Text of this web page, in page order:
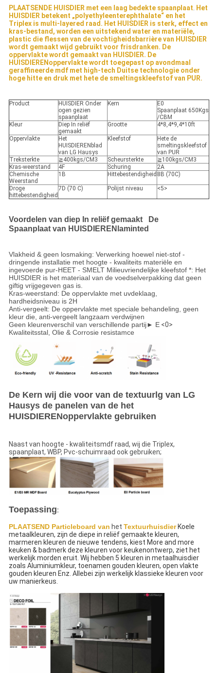
PLAATSENDE HUISDIER met een laag bedekte spaanplaat. Het
HUISDIER betekent „polyethyleenterephthalate“ en het
Triplex is multi-layered raad. Het HUISDIER is sterk, effect en
kras-bestand, worden een uitstekend water en materiële,
plastic die flessen van de vochtigheidsbarrière van HUISDIER
wordt gemaakt wijd gebruikt voor frisdranken. De
oppervlakte wordt gemaakt van HUISDIER. De
HUISDIERENoppervlakte wordt toegepast op avondmaal
geraffineerde mdf met high-tech Duitse technologie onder
hoge hitte en druk met hete de smeltingskleefstof van PUR.
Product
HUISDIER Onder
ogen gezien
spaanplaat
Kern
E0
Spaanplaat 650Kgs
/CBM
Kleur
Diep In reliëf
gemaakt
Grootte 4*8,4*9,4*10ft
Oppervlakte
Het
HUISDIERENblad
van LG Hausys
Kleefstof
Hete de
smeltingskleefstof
van PUR
Treksterkte
≧400kgs/CM3 Scheursterkte
≧100kgs/CM3
Kras-weerstand
4F Schuring
2A
Chemische
Weerstand
1B Hittebestendigheid 8B (70C)
Droge
hittebestendigheid
7D (70 C) Polijst niveau <5>
Voordelen van diep In reliëf gemaakt De
Spaanplaat van HUISDIERENlaminted
Vlakheid & geen losmaking: Verwerking hoewel niet-stof -
dringende installatie met hoogte - kwaliteits materiële en
ingevoerde pur-HEET - SMELT Milieuvriendelijke kleefstof *: Het
HUISDIER is het materiaal van de voedselverpakking dat geen
giftig vrijgegeven gas is.
Kras-weerstand: De oppervlakte met uvdeklaag,
hardheidsniveau is 2H
Anti-vergeelt: De oppervlakte met speciale behandeling, geen
kleur die, anti-vergeelt langzaam verdwijnen
Geen kleurenverschil van verschillende partij► E<0>
Kwaliteitsstal, Olie & Corrosie resistamce
De Kern wij die voor van de textuurlg van LG
Hausys de panelen van de het
HUISDIERENoppervlakte gebruiken
Naast van hoogte - kwaliteitsmdf raad, wij die Triplex,
spaanplaat, WBP, Pvc-schuimraad ook gebruiken;
Toepassing:
PLAATSEND Particleboard van het Textuurhuisdier Koele
metaalkleuren, zijn de diepe in reliëf gemaakte kleuren,
marmeren kleuren de nieuwe tendens, kiest More and more
keuken & badmerk deze kleuren voor keukenontwerp, ziet het
werkelijk morden eruit. Wij hebben 5 kleuren in metaalhuisdier
zoals Aluminiumkleur, toenamen gouden kleuren, open vlakte
gouden kleuren Enz. Allebei zijn werkelijk klassieke kleuren voor
uw manierkeus.